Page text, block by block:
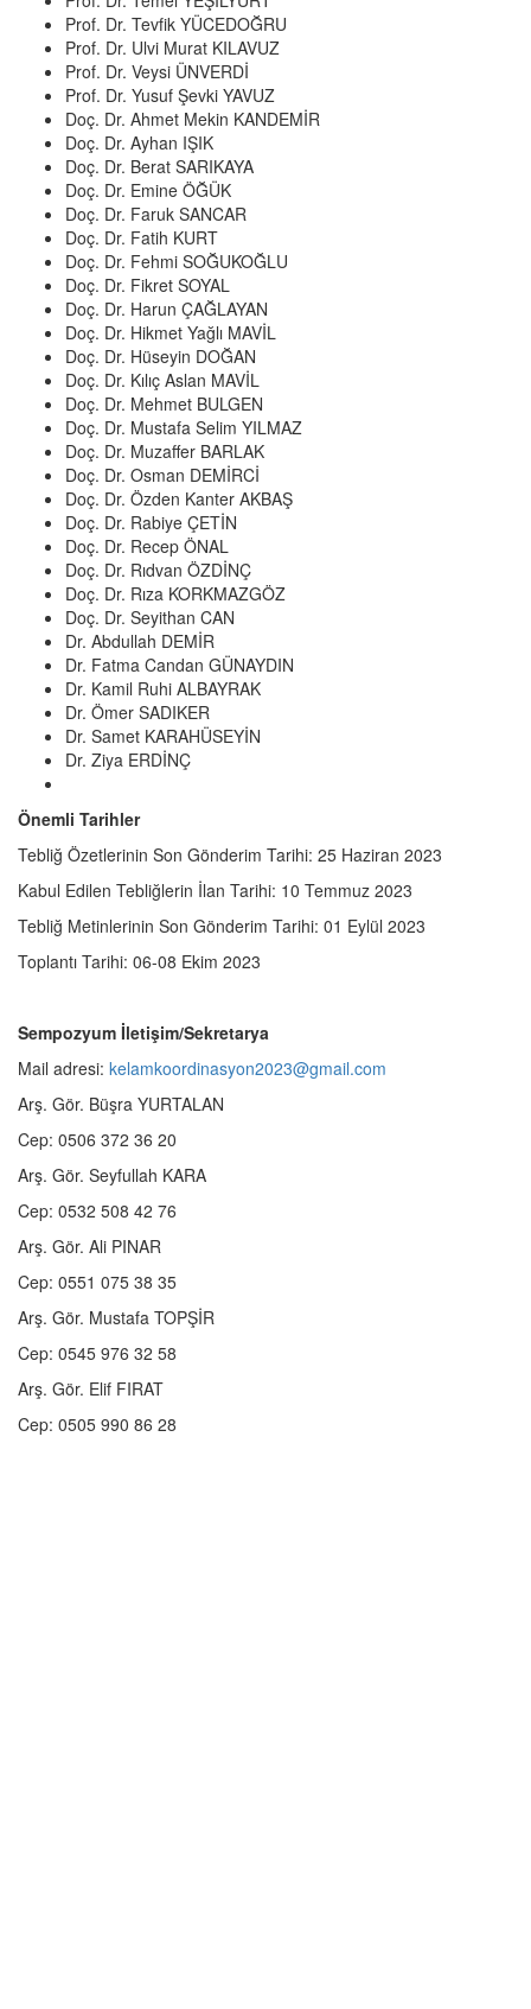
Prof. Dr. Tevfik YÜCEDOĞRU
Prof. Dr. Ulvi Murat KILAVUZ
Prof. Dr. Veysi ÜNVERDİ
Prof. Dr. Yusuf Şevki YAVUZ
Doç. Dr. Ahmet Mekin KANDEMİR
Doç. Dr. Ayhan IŞIK
Doç. Dr. Berat SARIKAYA
Doç. Dr. Emine ÖĞÜK
Doç. Dr. Faruk SANCAR
Doç. Dr. Fatih KURT
Doç. Dr. Fehmi SOĞUKOĞLU
Doç. Dr. Fikret SOYAL
Doç. Dr. Harun ÇAĞLAYAN
Doç. Dr. Hikmet Yağlı MAVİL
Doç. Dr. Hüseyin DOĞAN
Doç. Dr. Kılıç Aslan MAVİL
Doç. Dr. Mehmet BULGEN
Doç. Dr. Mustafa Selim YILMAZ
Doç. Dr. Muzaffer BARLAK
Doç. Dr. Osman DEMİRCİ
Doç. Dr. Özden Kanter AKBAŞ
Doç. Dr. Rabiye ÇETİN
Doç. Dr. Recep ÖNAL
Doç. Dr. Rıdvan ÖZDİNÇ
Doç. Dr. Rıza KORKMAZGÖZ
Doç. Dr. Seyithan CAN
Dr. Abdullah DEMİR
Dr. Fatma Candan GÜNAYDIN
Dr. Kamil Ruhi ALBAYRAK
Dr. Ömer SADIKER
Dr. Samet KARAHÜSEYİN
Dr. Ziya ERDİNÇ
Önemli Tarihler
Tebliğ Özetlerinin Son Gönderim Tarihi: 25 Haziran 2023
Kabul Edilen Tebliğlerin İlan Tarihi: 10 Temmuz 2023
Tebliğ Metinlerinin Son Gönderim Tarihi: 01 Eylül 2023
Toplantı Tarihi: 06-08 Ekim 2023
Sempozyum İletişim/Sekretarya
Mail adresi: kelamkoordinasyon2023@gmail.com
Arş. Gör. Büşra YURTALAN
Cep: 0506 372 36 20
Arş. Gör. Seyfullah KARA
Cep: 0532 508 42 76
Arş. Gör. Ali PINAR
Cep: 0551 075 38 35
Arş. Gör. Mustafa TOPŞİR
Cep: 0545 976 32 58
Arş. Gör. Elif FIRAT
Cep: 0505 990 86 28